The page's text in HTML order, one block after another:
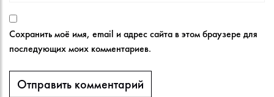
Сохранить моё имя, email и адрес сайта в этом браузере для
последующих моих комментариев.